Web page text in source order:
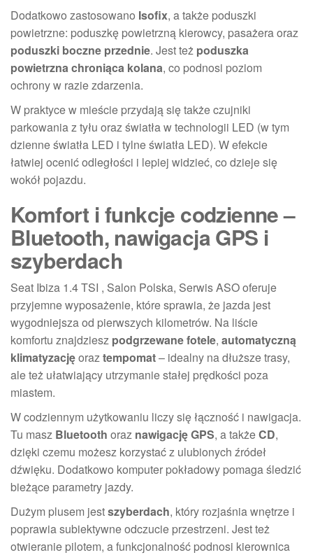
Dodatkowo zastosowano Isofix, a także poduszki
powietrzne: poduszkę powietrzną kierowcy, pasażera oraz
poduszki boczne przednie. Jest też poduszka
powietrzna chroniąca kolana, co podnosi poziom
ochrony w razie zdarzenia.
W praktyce w mieście przydają się także czujniki
parkowania z tyłu oraz światła w technologii LED (w tym
dzienne światła LED i tylne światła LED). W efekcie
łatwiej ocenić odległości i lepiej widzieć, co dzieje się
wokół pojazdu.
Komfort i funkcje codzienne –
Bluetooth, nawigacja GPS i
szyberdach
Seat Ibiza 1.4 TSI , Salon Polska, Serwis ASO oferuje
przyjemne wyposażenie, które sprawia, że jazda jest
wygodniejsza od pierwszych kilometrów. Na liście
komfortu znajdziesz podgrzewane fotele, automatyczną
klimatyzacjęoraztempomat– idealny na dłuższe trasy,
ale też ułatwiający utrzymanie stałej prędkości poza
miastem.
W codziennym użytkowaniu liczy się łączność i nawigacja.
Tu masz Bluetooth oraz nawigację GPS, a takżeCD,
dzięki czemu możesz korzystać z ulubionych źródeł
dźwięku. Dodatkowo komputer pokładowy pomaga śledzić
bieżące parametry jazdy.
Dużym plusem jestszyberdach, który rozjaśnia wnętrze i
poprawia subiektywne odczucie przestrzeni. Jest też
otwieranie pilotem, a funkcjonalność podnosi kierownica